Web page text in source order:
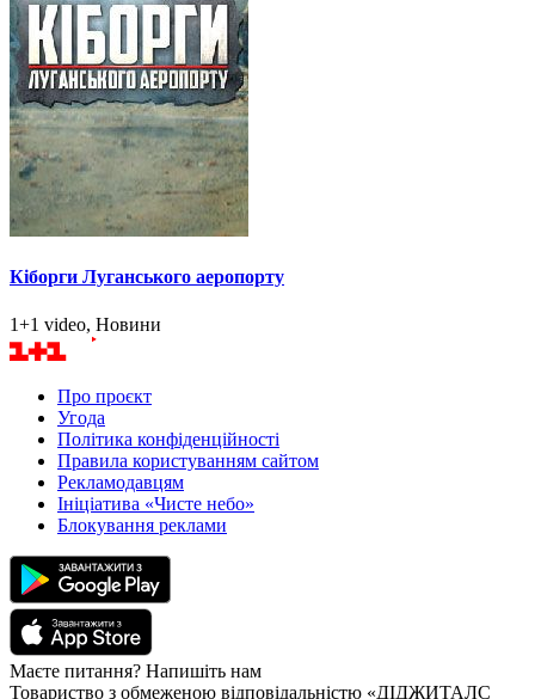
Кіборги Луганського аеропорту
1+1 video, Новини
Про проєкт
Угода
Політика конфіденційності
Правила користуванням сайтом
Рекламодавцям
Ініціатива «Чисте небо»
Блокування реклами
Маєте питання? Напишіть нам
Товариство з обмеженою відповідальністю «ДІДЖИТАЛС